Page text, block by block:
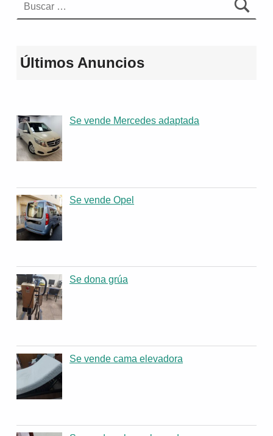
Últimos Anuncios
Se vende Mercedes adaptada
Se vende Opel
Se dona grúa
Se vende cama elevadora